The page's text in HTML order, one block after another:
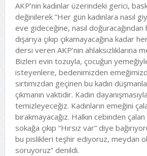
AKP’nin kadınlar üzerindeki gerici,
değinilerek ”Her gün kadınlara nasıl
eve gideceğine, nasıl doğuracağından
dışarıya çıkıp çıkamayacağına kadar
dersi veren AKP’nin ahlaksızlıklarına
Bizleri evin tozuyla, çocuğun
isteyenlere, bedenimizden
sırtımızdan geçinen bu kadın
çıkmanın vaktidir. Kadın
temizleyeceğiz. Kadınların emeğini
bırakmayacağız. Halkın cebinden çalan
sokağa çıkıp “Hırsız var” diye
bu pislikleri teşhir ediyoruz, meydan
soruyoruz” denildi.